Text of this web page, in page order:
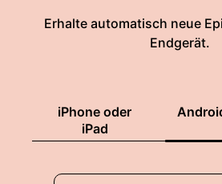
Erhalte automatisch neue
Endgerät.
iPhone oder
iPad